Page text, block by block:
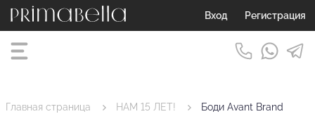
Вход Регистрация
Главная страница НАМ 15 ЛЕТ! Боди Avant Brand